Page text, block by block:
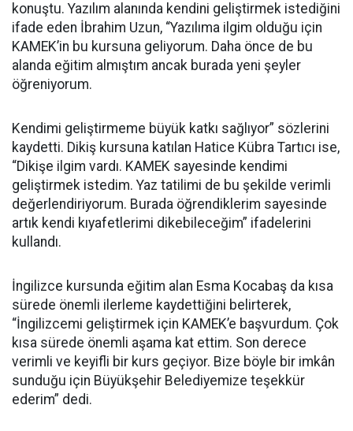
konuştu. Yazılım alanında kendini geliştirmek istediğini
ifade eden İbrahim Uzun, “Yazılıma ilgim olduğu için
KAMEK’in bu kursuna geliyorum. Daha önce de bu
alanda eğitim almıştım ancak burada yeni şeyler
öğreniyorum.
Kendimi geliştirmeme büyük katkı sağlıyor” sözlerini
kaydetti. Dikiş kursuna katılan Hatice Kübra Tartıcı ise,
“Dikişe ilgim vardı. KAMEK sayesinde kendimi
geliştirmek istedim. Yaz tatilimi de bu şekilde verimli
değerlendiriyorum. Burada öğrendiklerim sayesinde
artık kendi kıyafetlerimi dikebileceğim” ifadelerini
kullandı.
İngilizce kursunda eğitim alan Esma Kocabaş da kısa
sürede önemli ilerleme kaydettiğini belirterek,
“İngilizcemi geliştirmek için KAMEK’e başvurdum. Çok
kısa sürede önemli aşama kat ettim. Son derece
verimli ve keyifli bir kurs geçiyor. Bize böyle bir imkân
sunduğu için Büyükşehir Belediyemize teşekkür
ederim” dedi.